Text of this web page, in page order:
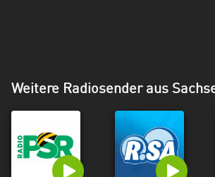
Weitere Radiosender aus